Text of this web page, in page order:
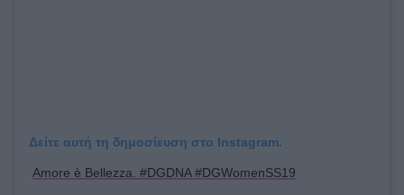
Δείτε αυτή τη δημοσίευση στο Instagram.
Amore è Bellezza. #DGDNA #DGWomenSS19